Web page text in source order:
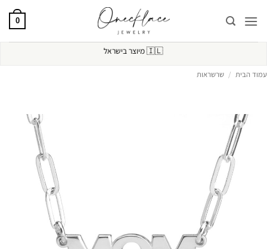
0
🇮🇱מיוצר בישראל
עמוד הבית / שרשראות